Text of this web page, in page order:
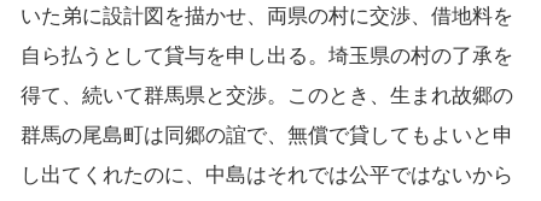
いた弟に設計図を描かせ、両県の村に交渉、借地料を
自ら払うとして貸与を申し出る。埼玉県の村の了承を
得て、続いて群馬県と交渉。このとき、生まれ故郷の
群馬の尾島町は同郷の誼で、無償で貸してもよいと申
し出てくれたのに、中島はそれでは公平ではないから